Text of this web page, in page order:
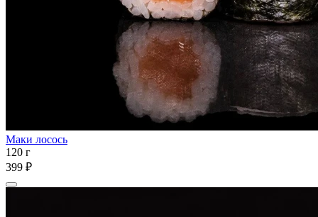
Маки лосось
120 г
399 ₽